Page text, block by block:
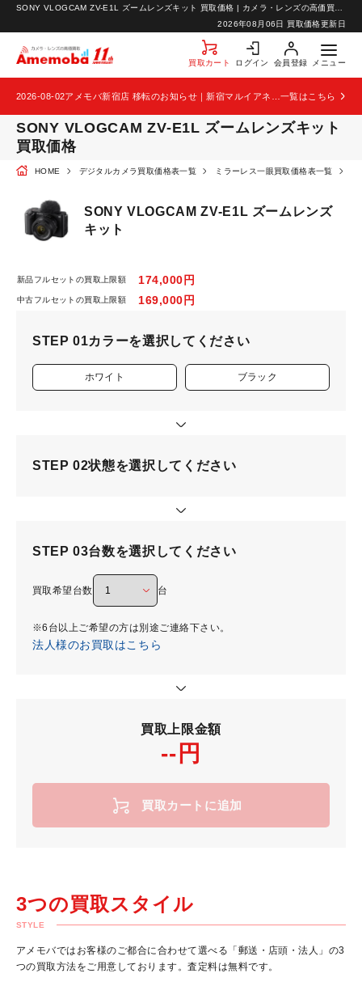
2026年08月06日 買取価格更新日
買取カート ログイン 会員登録 メニュー
お問い合わせ
2026-08-02 一覧はこちら
SONY VLOGCAM ZV-E1L ズームレンズキット
買取価格
HOME デジタルカメラ買取価格表一覧 ミラーレス一眼買取価格表一覧
SONY VLOGCAM ZV-E1L ズームレンズ
キット
新品フルセットの買取上限額 174,000円
中古フルセットの買取上限額 169,000円
STEP 01カラーを選択してください
ホワイト ブラック
STEP 02状態を選択してください
STEP 03台数を選択してください
買取希望台数 台
※6台以上ご希望の方は別途ご連絡下さい。
法人様のお買取はこちら
買取上限金額
--円
買取カートに追加
3つの買取スタイル
STYLE
アメモバではお客様のご都合に合わせて選べる「郵送・店頭・法人」の3
つの買取方法をご用意しております。査定料は無料です。